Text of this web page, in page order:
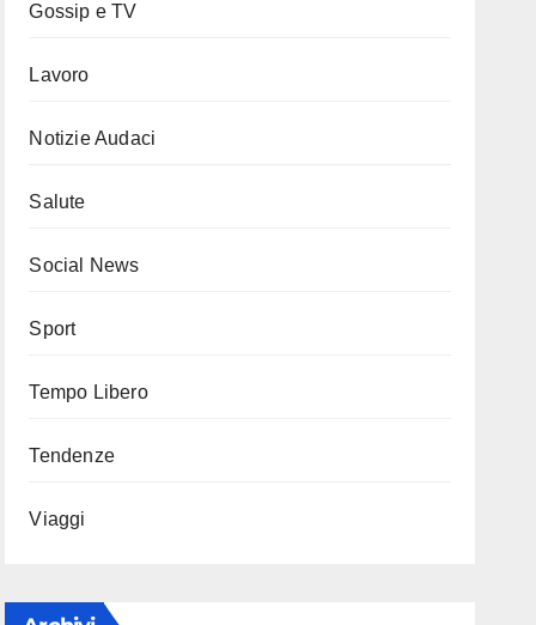
Gossip e TV
Lavoro
Notizie Audaci
Salute
Social News
Sport
Tempo Libero
Tendenze
Viaggi